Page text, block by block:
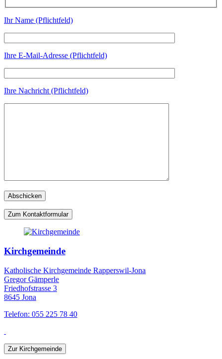
Ihr Name (Pflichtfeld)
Ihre E-Mail-Adresse (Pflichtfeld)
Ihre Nachricht (Pflichtfeld)
Zum Kontaktformular
Kirchgemeinde
Katholische Kirchgemeinde Rapperswil-Jona
Gregor Gämperle
Friedhofstrasse 3
8645 Jona
Telefon: 055 225 78 40
Zur Kirchgemeinde